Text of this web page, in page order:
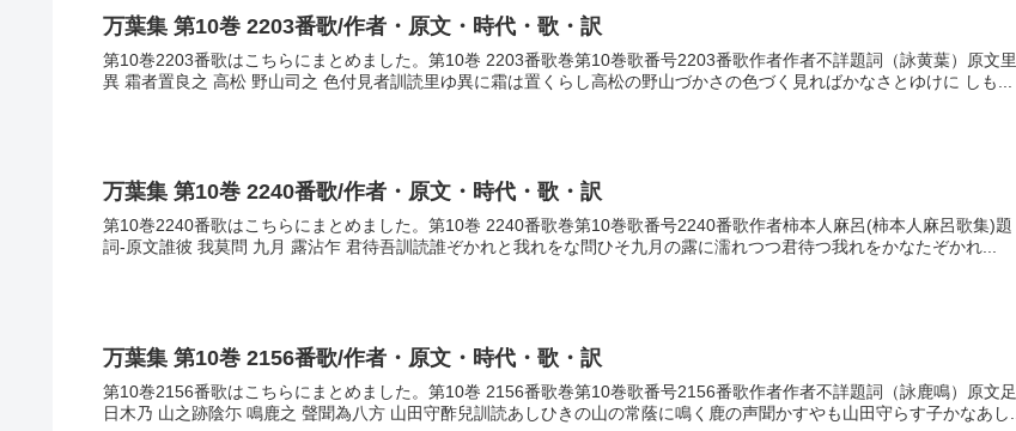
万葉集 第10巻 2203番歌/作者・原文・時代・歌・訳
第10巻2203番歌はこちらにまとめました。第10巻 2203番歌巻第10巻歌番号2203番歌作者作者不詳題詞（詠黄葉）原文里
異 霜者置良之 高松 野山司之 色付見者訓読里ゆ異に霜は置くらし高松の野山づかさの色づく見ればかなさとゆけに しも...
万葉集 第10巻 2240番歌/作者・原文・時代・歌・訳
第10巻2240番歌はこちらにまとめました。第10巻 2240番歌巻第10巻歌番号2240番歌作者柿本人麻呂(柿本人麻呂歌集)題
詞-原文誰彼 我莫問 九月 露沾乍 君待吾訓読誰ぞかれと我れをな問ひそ九月の露に濡れつつ君待つ我れをかなたぞかれ...
万葉集 第10巻 2156番歌/作者・原文・時代・歌・訳
第10巻2156番歌はこちらにまとめました。第10巻 2156番歌巻第10巻歌番号2156番歌作者作者不詳題詞（詠鹿鳴）原文足
日木乃 山之跡陰尓 鳴鹿之 聲聞為八方 山田守酢兒訓読あしひきの山の常蔭に鳴く鹿の声聞かすやも山田守らす子かなあし...